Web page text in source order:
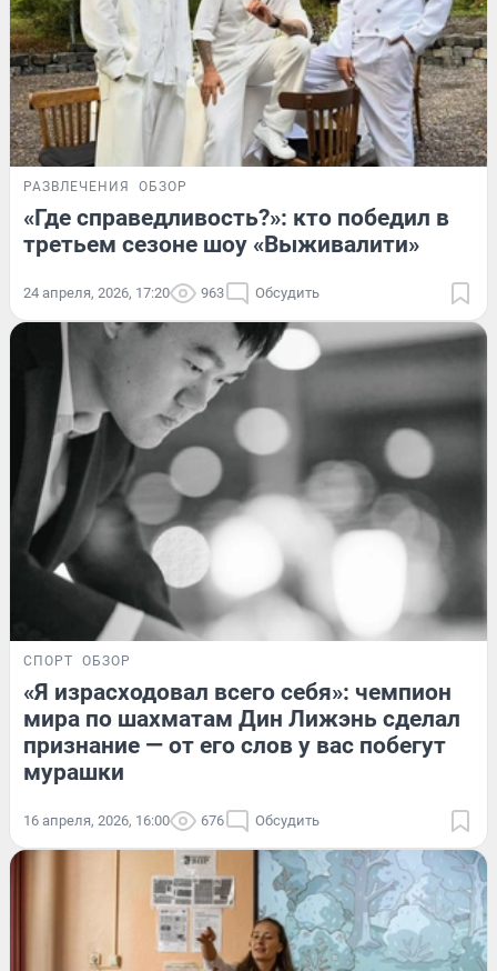
РАЗВЛЕЧЕНИЯ ОБЗОР
«Где справедливость?»: кто победил в
третьем сезоне шоу «Выживалити»
24 апреля, 2026, 17:20 963 Обсудить
СПОРТ ОБЗОР
«Я израсходовал всего себя»: чемпион
мира по шахматам Дин Лижэнь сделал
признание — от его слов у вас побегут
мурашки
16 апреля, 2026, 16:00 676 Обсудить